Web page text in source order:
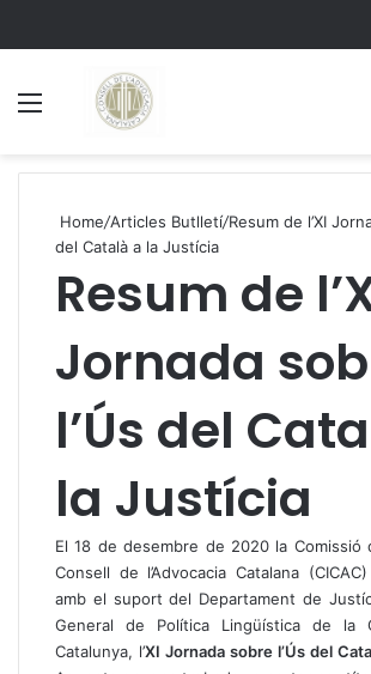
Home/Articles Butlletí/Resum de l’XI
del Català a la Justícia
Resum de
Jornada
l’Ús del
la Justícia
El 18 de desembre de 2020 la Comissió
Consell de l’Advocacia Catalana
amb el suport del Departament de
General de Política Lingüística de la
Catalunya, l’XI Jornada sobre l’Ús del